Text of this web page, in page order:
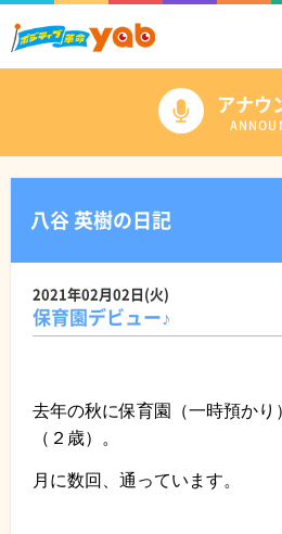
アナウ
八谷 英樹の日記
2021年02月02日(火)
保育園デビュー♪
去年の秋に保育園（一時預かり
（２歳）。
月に数回、通っています。